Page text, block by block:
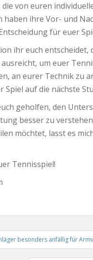
von euren
haben ihre Vor- und
für euer
ihr euch entscheidet,
um euer
an eurer Technik zu
Spiel auf die nächste
geholfen, den
besser zu
möchtet, lasst es
Tennisspiel!
besonders anfällig für